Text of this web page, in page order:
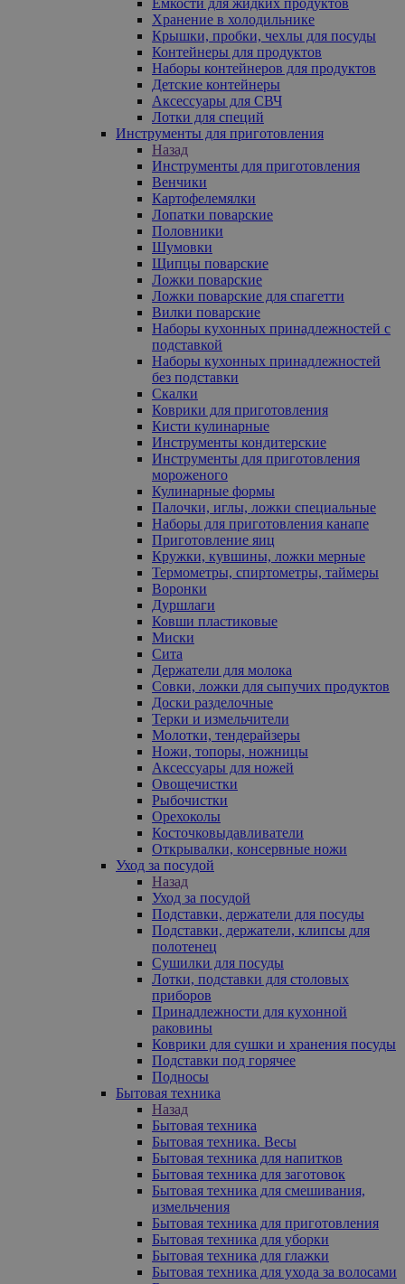
Хранение в холодильнике
Крышки, пробки, чехлы для посуды
Контейнеры для продуктов
Наборы контейнеров для продуктов
Детские контейнеры
Аксессуары для СВЧ
Лотки для специй
Инструменты для приготовления
Назад
Инструменты для приготовления
Венчики
Картофелемялки
Лопатки поварские
Половники
Шумовки
Щипцы поварские
Ложки поварские
Ложки поварские для спагетти
Вилки поварские
Наборы кухонных принадлежностей с
подставкой
Наборы кухонных принадлежностей
без подставки
Скалки
Коврики для приготовления
Кисти кулинарные
Инструменты кондитерские
Инструменты для приготовления
мороженого
Кулинарные формы
Палочки, иглы, ложки специальные
Наборы для приготовления канапе
Приготовление яиц
Кружки, кувшины, ложки мерные
Термометры, спиртометры, таймеры
Воронки
Дуршлаги
Ковши пластиковые
Миски
Сита
Держатели для молока
Совки, ложки для сыпучих продуктов
Доски разделочные
Терки и измельчители
Молотки, тендерайзеры
Ножи, топоры, ножницы
Аксессуары для ножей
Овощечистки
Рыбочистки
Орехоколы
Косточковыдавливатели
Открывалки, консервные ножи
Уход за посудой
Назад
Уход за посудой
Подставки, держатели для посуды
Подставки, держатели, клипсы для
полотенец
Сушилки для посуды
Лотки, подставки для столовых
приборов
Принадлежности для кухонной
раковины
Коврики для сушки и хранения посуды
Подставки под горячее
Подносы
Бытовая техника
Назад
Бытовая техника
Бытовая техника. Весы
Бытовая техника для напитков
Бытовая техника для заготовок
Бытовая техника для смешивания,
измельчения
Бытовая техника для приготовления
Бытовая техника для уборки
Бытовая техника для глажки
Бытовая техника для ухода за волосами